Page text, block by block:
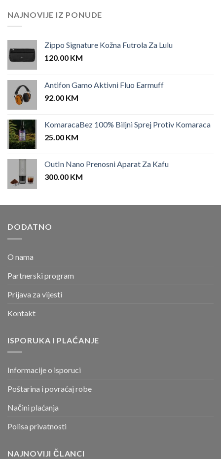
NAJNOVIJE IZ PONUDE
Zippo Signature Kožna Futrola Za Lulu
120.00 KM
Antifon Gamo Aktivni Fluo Earmuff
92.00 KM
KomaracaBez 100% Biljni Sprej Protiv Komaraca
25.00 KM
OutIn Nano Prenosni Aparat Za Kafu
300.00 KM
DODATNO
O nama
Partnerski program
Prijava za vijesti
Kontakt
ISPORUKA I PLAĆANJE
Informacije o isporuci
Poštarina i povraćaj robe
Načini plaćanja
Polisa privatnosti
NAJNOVIJI ČLANCI